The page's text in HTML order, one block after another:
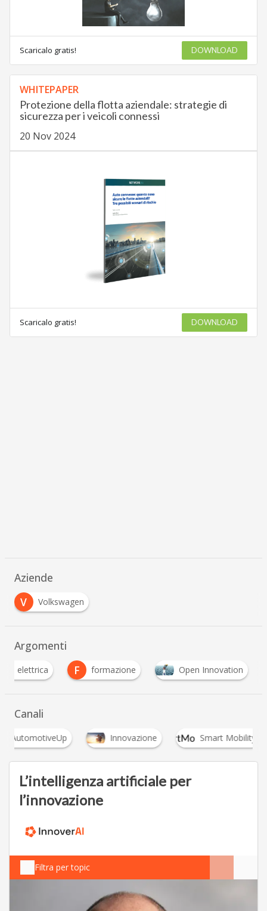
Scaricalo gratis! DOWNLOAD
WHITEPAPER
Protezione della flotta aziendale: strategie di
sicurezza per i veicoli connessi
20 Nov 2024
Scaricalo gratis! DOWNLOAD
Aziende
V
Volkswagen
Argomenti
elettrica F formazione Open Innovation
Canali
Innovazione Smart Mobility
L’intelligenza artificiale per
l’innovazione
Filtra per topic